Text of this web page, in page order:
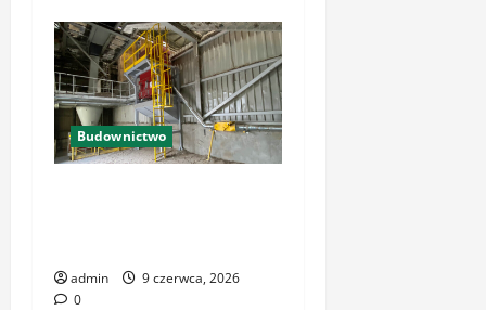
Budownictwo
admin
9 czerwca, 2026
0